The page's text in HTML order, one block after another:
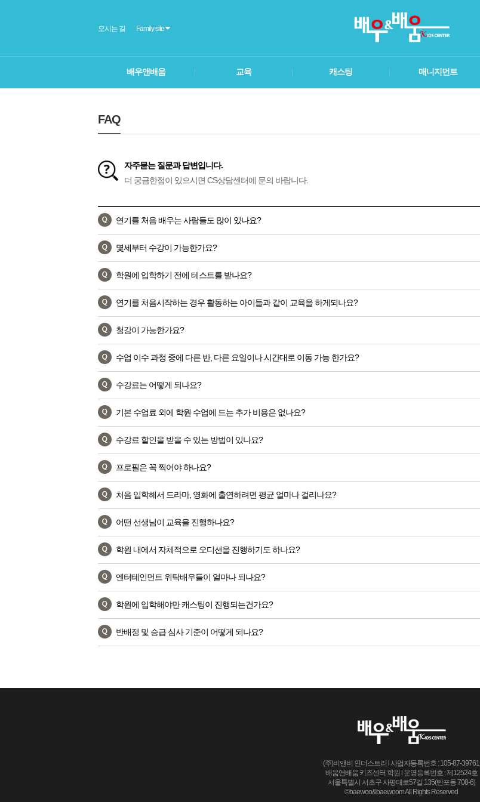
오시는 길 Family site
배우앤배움 교육 캐스팅 매니지먼트
FAQ
자주묻는 질문과 답변입니다.
더 궁금한점이 있으시면 CS상담센터에 문의 바랍니다.
연기를 처음 배우는 사람들도 많이 있나요?
몇세부터 수강이 가능한가요?
학원에 입학하기 전에 테스트를 받나요?
연기를 처음시작하는 경우 활동하는 아이들과 같이 교육을 하게되나요?
청강이 가능한가요?
수업 이수 과정 중에 다른 반, 다른 요일이나 시간대로 이동 가능 한가요?
수강료는 어떻게 되나요?
기본 수업료 외에 학원 수업에 드는 추가 비용은 없나요?
수강료 할인을 받을 수 있는 방법이 있나요?
프로필은 꼭 찍어야 하나요?
처음 입학해서 드라마, 영화에 출연하려면 평균 얼마나 걸리나요?
어떤 선생님이 교육을 진행하나요?
학원 내에서 자체적으로 오디션을 진행하기도 하나요?
엔터테인먼트 위탁배우들이 얼마나 되나요?
학원에 입학해야만 캐스팅이 진행되는건가요?
반배정 및 승급 심사 기준이 어떻게 되나요?
(주)비앤비 인더스트리 l 사업자등록번호 : 105-87-39761
배움앤배움 키즈센터 학원 l 운영등록번호 : 제12524호
서울특별시 서초구 사평대로57길 135(반포동 708-6)
©baewoo&baewoom All Rights Reserved